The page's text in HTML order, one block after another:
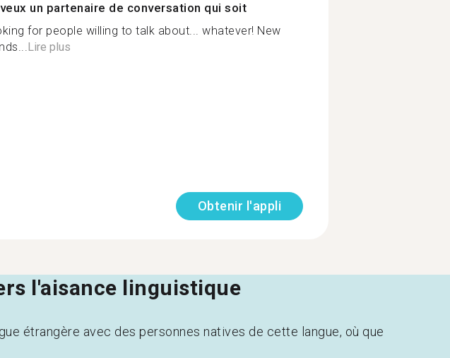
un partenaire de conversation qui soit
for people willing to talk about... whatever! New
Lire plus
Obtenir l'appli
l'aisance linguistique
étrangère avec des personnes natives de cette langue, où que